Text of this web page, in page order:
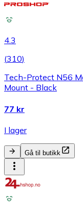
4.3
(310)
Tech-Protect N56
Mount - Black
77 kr
I lager
Gå til butikk